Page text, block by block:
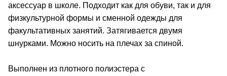
аксессуар в школе. Подходит как для обуви, так и для
физкультурной формы и сменной одежды для
факультативных занятий. Затягивается двумя
шнурками. Можно носить на плечах за спиной.
Выполнен из плотного полиэстера с